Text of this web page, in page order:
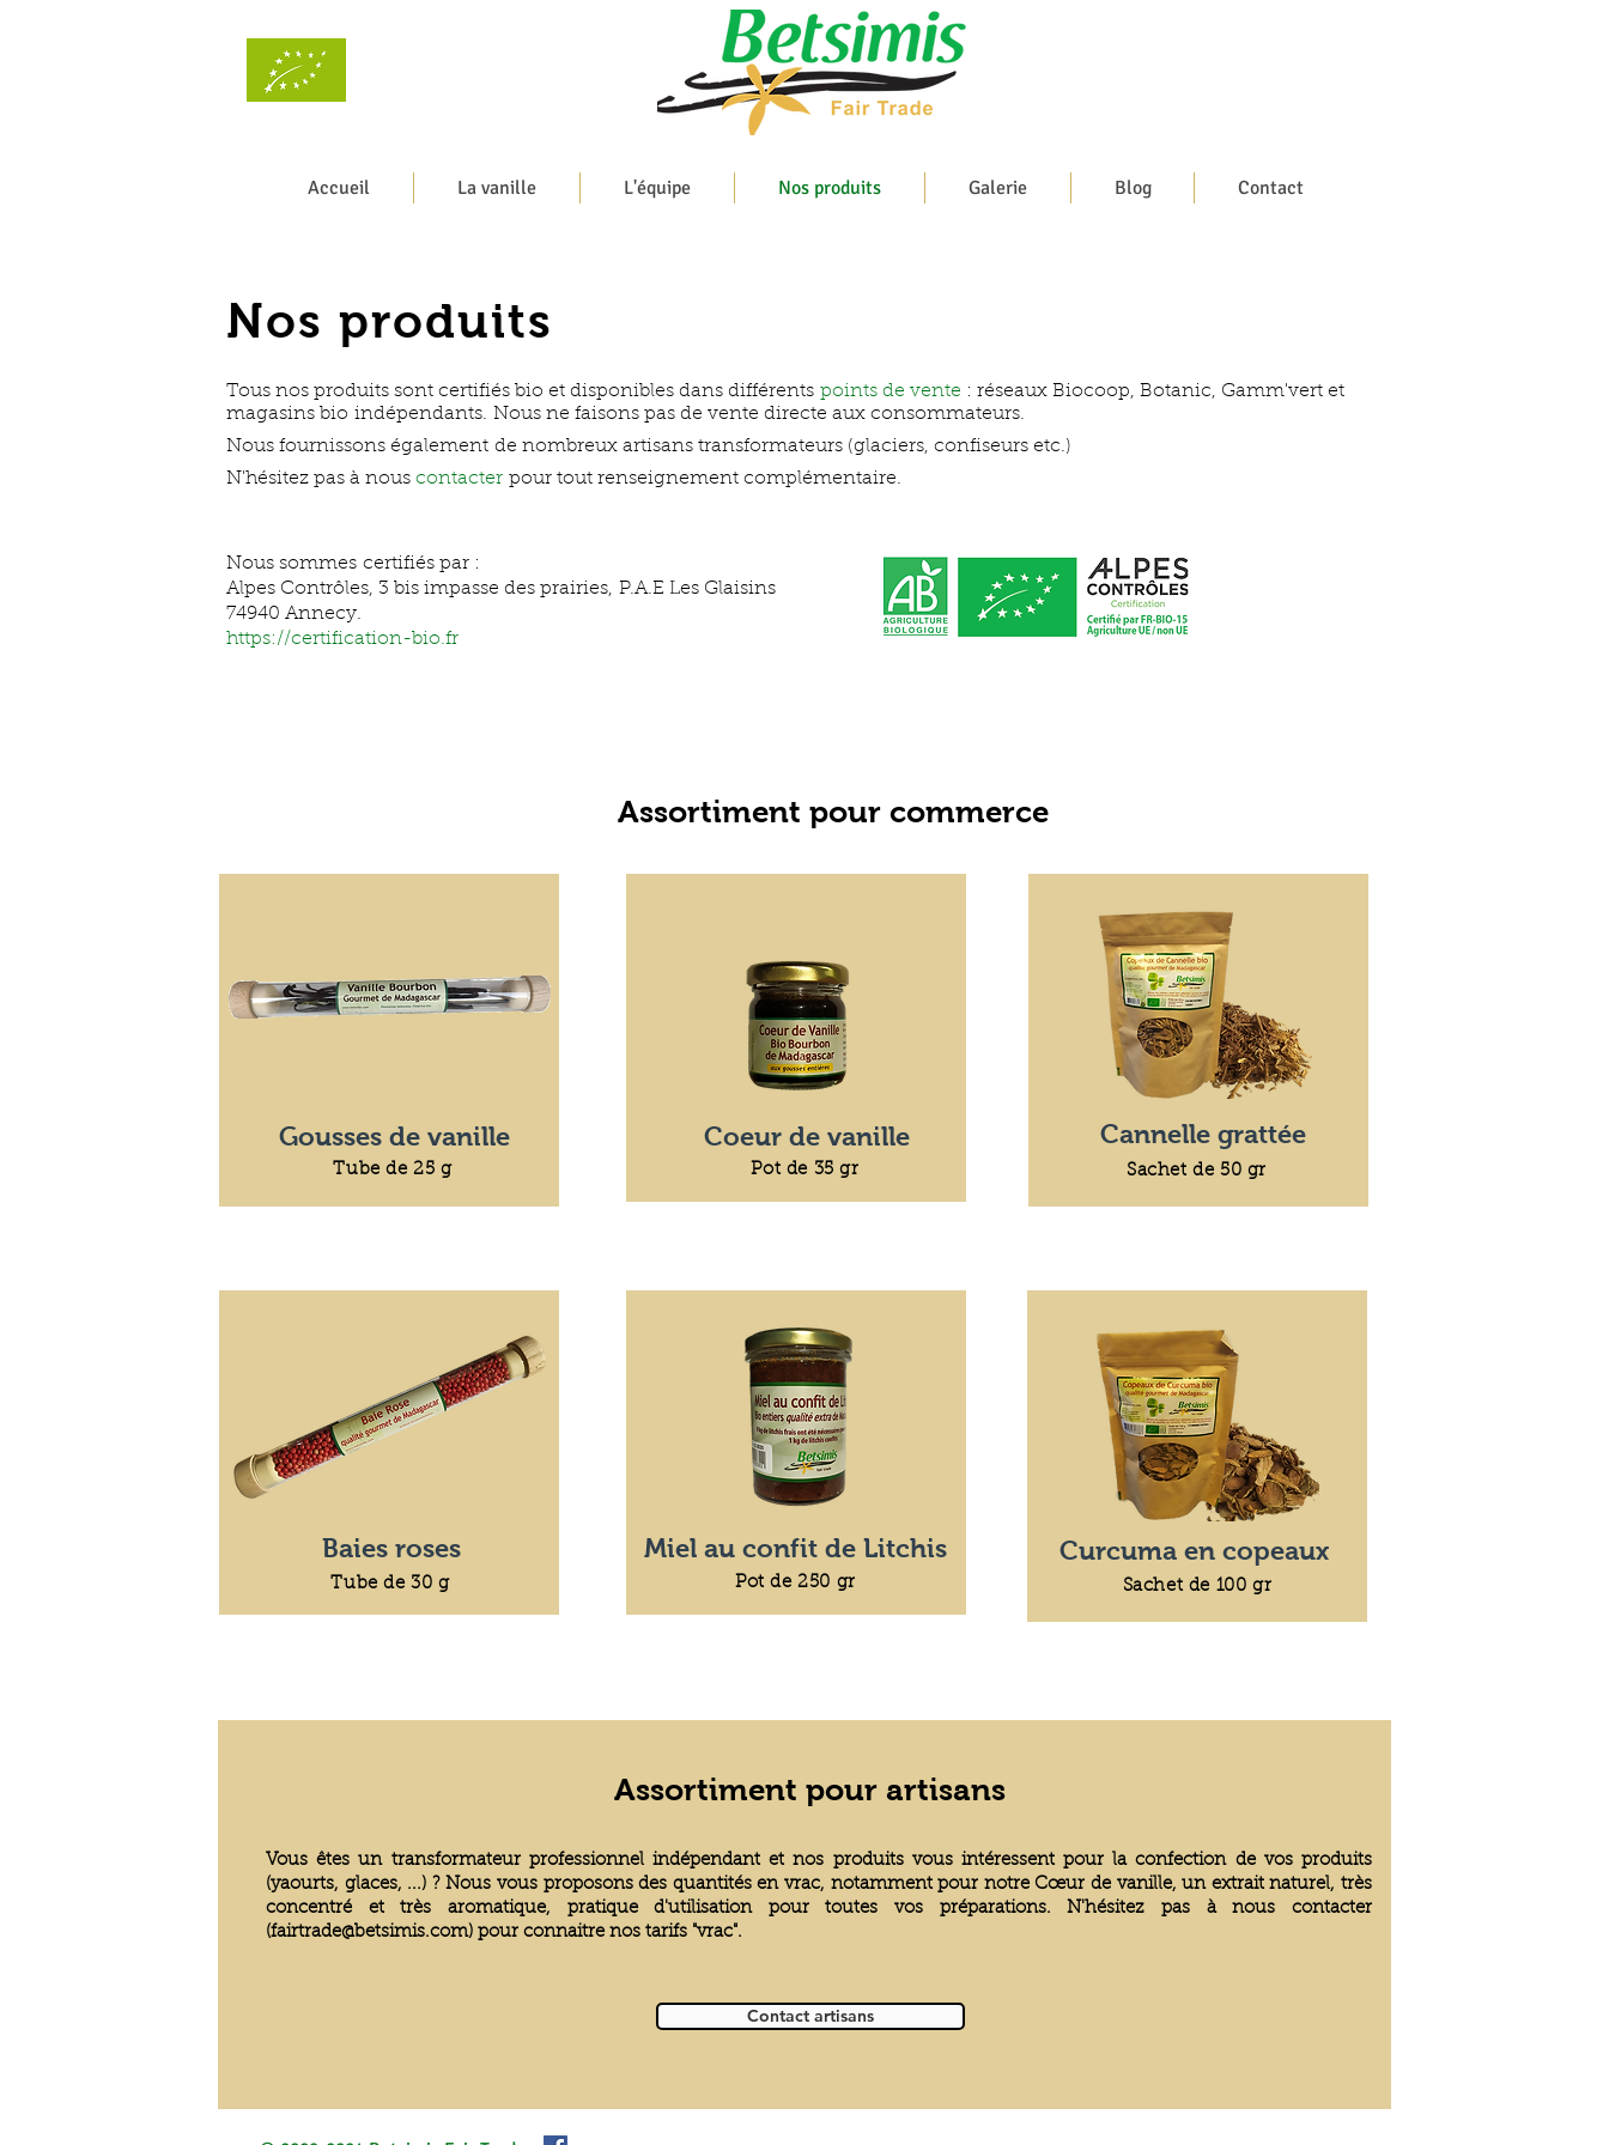
Accueil La vanille L'équipe Nos produits Galerie Blog Contact
Nos produits
Tous nos produits sont certifiés bio et disponibles dans différents points de vente : réseaux Biocoop, Botanic, Gamm'vert et
magasins bio indépendants. Nous ne faisons pas de vente directe aux consommateurs.
Nous fournissons également de nombreux artisans transformateurs (glaciers, confiseurs etc.)
N'hésitez pas à nous contacter pour tout renseignement complémentaire.
Nous sommes certifiés par :
Alpes Contrôles, 3 bis impasse des prairies, P.A.E Les Glaisins
74940 Annecy.
https://certification-bio.fr
Assortiment pour commerce
Gousses de vanille
Tube de 25 g
Coeur de vanille
Pot de 35 gr
Cannelle grattée
Sachet de 50 gr
Baies roses
Tube de 30 g
Miel au confit de Litchis
Pot de 250 gr
Curcuma en copeaux
Sachet de 100 gr
Assortiment pour artisans
Vous êtes un transformateur professionnel indépendant et nos produits vous intéressent pour la confection de vos produits
(yaourts, glaces, ...) ? Nous vous proposons des quantités en vrac, notamment pour notre Cœur de vanille, un extrait naturel, très
concentré et très aromatique, pratique d'utilisation pour toutes vos préparations.N'hésitez pas à nous contacter
(fairtrade@betsimis.com) pour connaitre nos tarifs "vrac".
Contact artisans